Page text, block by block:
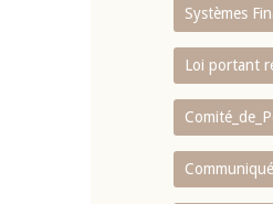
Systèmes
Loi portant